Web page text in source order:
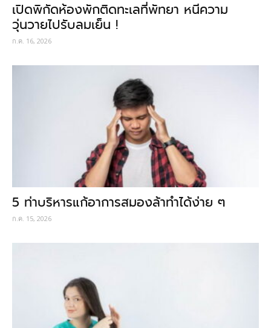
เปิดพิกัดห้องพักติดทะเลที่พัทยา หนีความ
วุ่นวายไปรับลมเย็น !
ก.ค. 16, 2026
5 ท่าบริหารแก้อาการสมองล้าทำได้ง่าย ๆ
ก.ค. 15, 2026